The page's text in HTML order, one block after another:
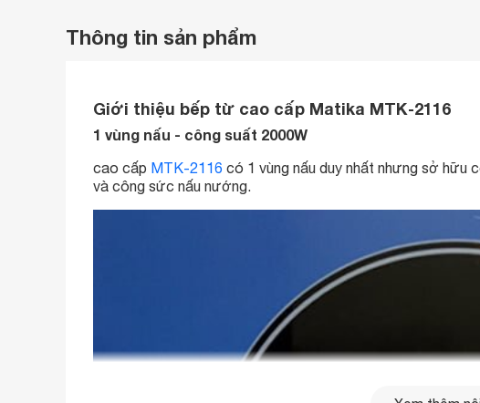
Thông tin sản phẩm
Giới thiệu bếp từ cao cấp Matika MTK-2116
1 vùng nấu - công suất 2000W
cao cấp MTK-2116 có 1 vùng nấu duy nhất nhưng sở hữu
và công sức nấu nướng.